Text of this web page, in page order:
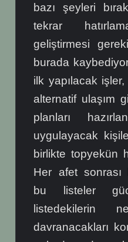
bazı şeyleri
tekrar
geliştirmesi
burada
ilk yapılacak
alternatif ulaşım
planları
uygulayacak
birlikte topyekün
Her afet sonrası
bu listeler
listedekilerin
davranacakları